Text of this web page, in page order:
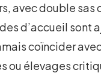
avec double sas
d’accueil sont
coïncider
ou élevages